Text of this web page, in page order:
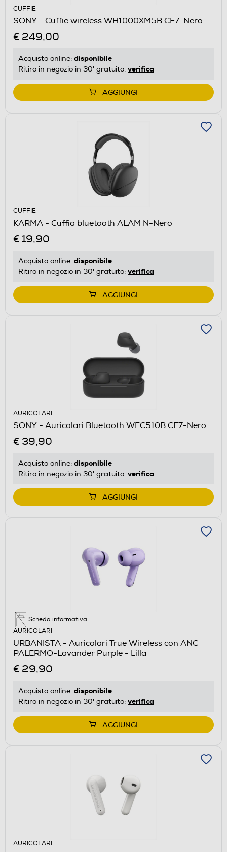
CUFFIE
SONY - Cuffie wireless WH1000XM5B.CE7-Nero
€ 249,00
Acquisto online: disponibile
Ritiro in negozio in 30' gratuito: verifica
AGGIUNGI
CUFFIE
KARMA - Cuffia bluetooth ALAM N-Nero
€ 19,90
Acquisto online: disponibile
Ritiro in negozio in 30' gratuito: verifica
AGGIUNGI
AURICOLARI
SONY - Auricolari Bluetooth WFC510B.CE7-Nero
€ 39,90
Acquisto online: disponibile
Ritiro in negozio in 30' gratuito: verifica
AGGIUNGI
Scheda informativa
AURICOLARI
URBANISTA - Auricolari True Wireless con ANC
PALERMO-Lavander Purple - Lilla
€ 29,90
Acquisto online: disponibile
Ritiro in negozio in 30' gratuito: verifica
AGGIUNGI
AURICOLARI